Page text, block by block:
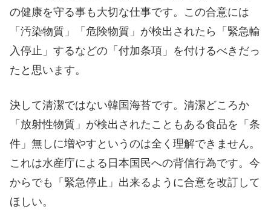
の健康を守る事も大切な仕事です。この合意には
「汚染物質」「危険物質」が検出されたら「緊急輸
入停止」するなどの「付加条項」を付けるべきだっ
たと思います。
決して清潔ではない韓国海苔です。清潔どころか
「放射性物質」が検出されたこともある食品を「条
件」無しに増やすというのは全く理解できません。
これは水産庁による日本国民への背信行為です。今
からでも「緊急停止」出来るように合意を改訂して
ほしい。